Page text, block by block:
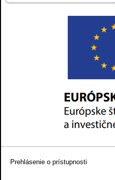
Prehlásenie o prístupnosti